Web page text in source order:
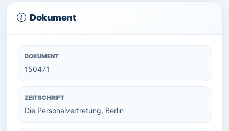
Dokument
DOKUMENT
150471
ZEITSCHRIFT
Die Personalvertretung, Berlin